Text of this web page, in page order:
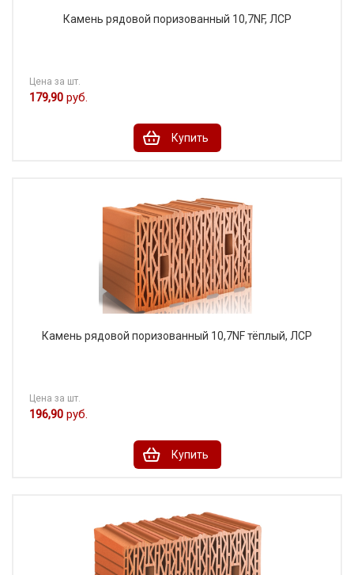
Камень рядовой поризованный 10,7NF, ЛСР
Цена за шт.
179,90 руб.
Купить
Камень рядовой поризованный 10,7NF тёплый, ЛСР
Цена за шт.
196,90 руб.
Купить